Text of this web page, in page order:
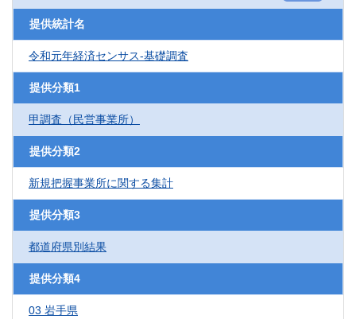
提供統計名
令和元年経済センサス‐基礎調査
提供分類1
甲調査（民営事業所）
提供分類2
新規把握事業所に関する集計
提供分類3
都道府県別結果
提供分類4
03 岩手県